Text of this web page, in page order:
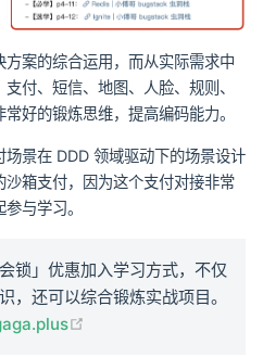
案的综合运用，而从实际需求中
付、短信、地图、人脸、规则、
好的锻炼思维，提高编码能力。
景在 DDD 领域驱动下的场景设计
箱支付，因为这个支付对接非常
与学习。
锁」优惠加入学习方式，不仅
，还可以综合锻炼实战项目。